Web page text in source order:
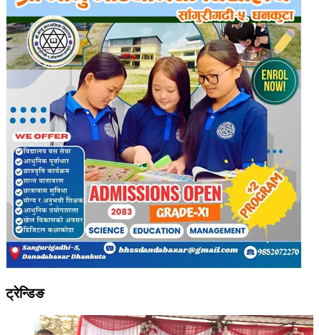
ट्रेन्डिङ